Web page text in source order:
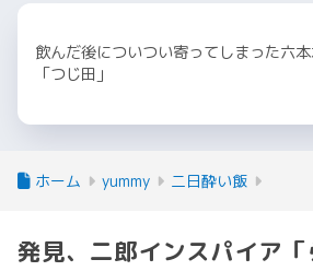
飲んだ後についつい寄ってしまった六
「つじ田」
ホーム yummy 二日酔い飯
発見、二郎インスパイア「